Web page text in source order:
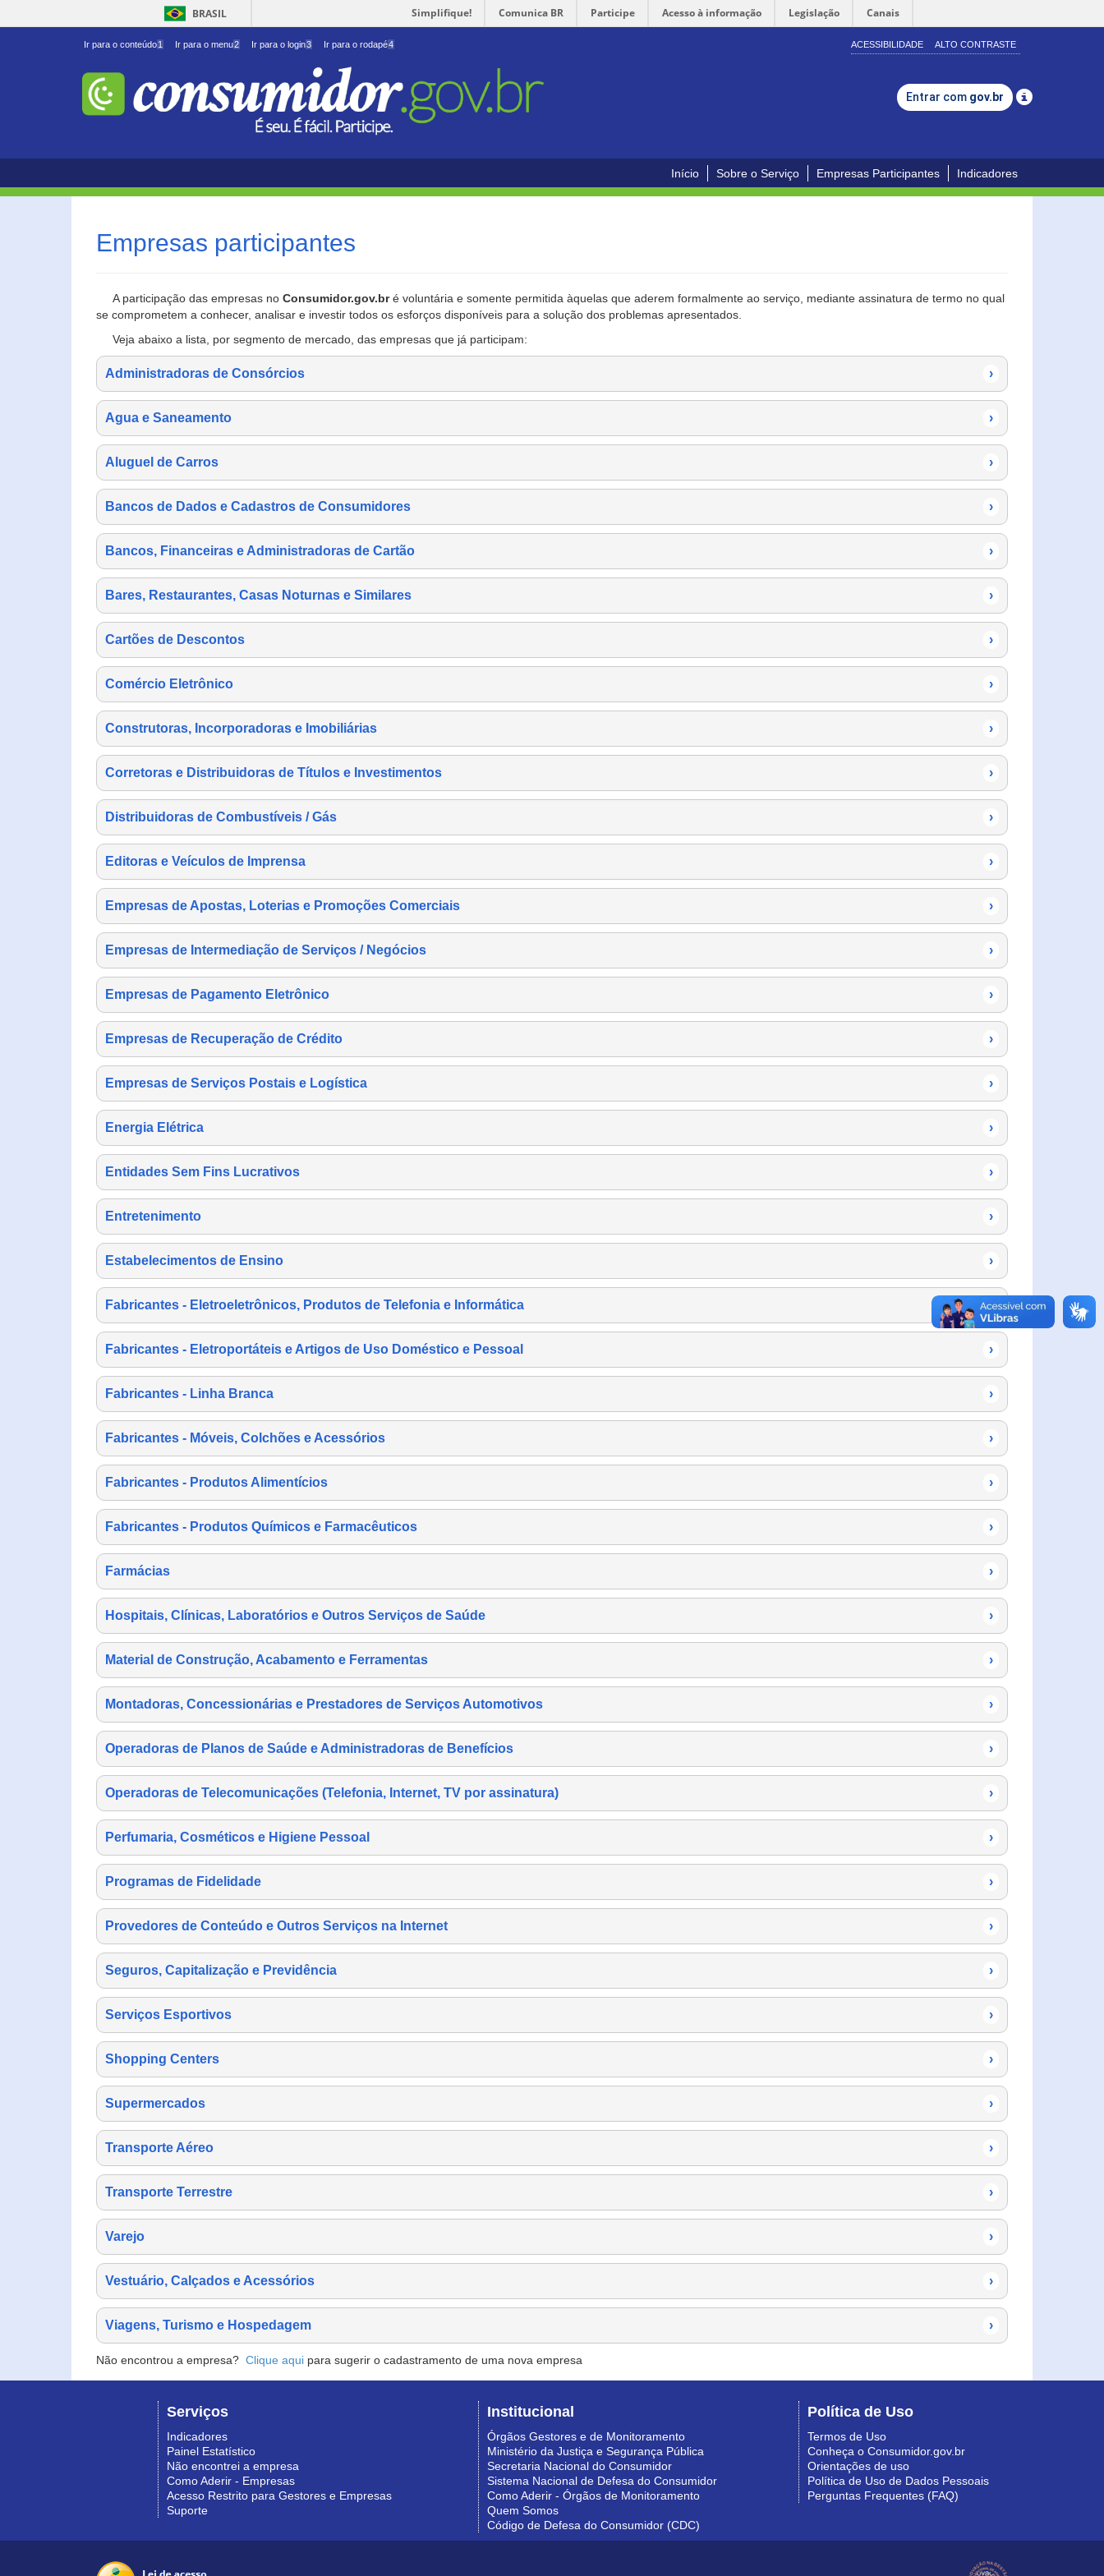
BRASIL Simplifique! Comunica BR Participe Acesso à informação Legislação Canais
Ir para o conteúdo1 Ir para o menu2 Ir para o login3 Ir para o rodapé4 ACESSIBILIDADE ALTO CONTRASTE
Entrar com gov.br
Início Sobre o Serviço Empresas Participantes Indicadores
Empresas participantes
A participação das empresas no Consumidor.gov.bré voluntária e somente permitida àquelas que aderem formalmente ao serviço, mediante assinatura de termo no qual
se comprometem a conhecer, analisar e investir todos os esforços disponíveis para a solução dos problemas apresentados.
Veja abaixo a lista, por segmento de mercado, das empresas que já participam:
Administradoras de Consórcios ›
Agua e Saneamento ›
Aluguel de Carros ›
Bancos de Dados e Cadastros de Consumidores ›
Bancos, Financeiras e Administradoras de Cartão ›
Bares, Restaurantes, Casas Noturnas e Similares ›
Cartões de Descontos ›
Comércio Eletrônico ›
Construtoras, Incorporadoras e Imobiliárias ›
Corretoras e Distribuidoras de Títulos e Investimentos ›
Distribuidoras de Combustíveis / Gás ›
Editoras e Veículos de Imprensa ›
Empresas de Apostas, Loterias e Promoções Comerciais ›
Empresas de Intermediação de Serviços / Negócios ›
Empresas de Pagamento Eletrônico ›
Empresas de Recuperação de Crédito ›
Empresas de Serviços Postais e Logística ›
Energia Elétrica ›
Entidades Sem Fins Lucrativos ›
Entretenimento ›
Estabelecimentos de Ensino ›
Fabricantes - Eletroeletrônicos, Produtos de Telefonia e Informática ›
Fabricantes - Eletroportáteis e Artigos de Uso Doméstico e Pessoal ›
Fabricantes - Linha Branca ›
Fabricantes - Móveis, Colchões e Acessórios ›
Fabricantes - Produtos Alimentícios ›
Fabricantes - Produtos Químicos e Farmacêuticos ›
Farmácias ›
Hospitais, Clínicas, Laboratórios e Outros Serviços de Saúde ›
Material de Construção, Acabamento e Ferramentas ›
Montadoras, Concessionárias e Prestadores de Serviços Automotivos ›
Operadoras de Planos de Saúde e Administradoras de Benefícios ›
Operadoras de Telecomunicações (Telefonia, Internet, TV por assinatura) ›
Perfumaria, Cosméticos e Higiene Pessoal ›
Programas de Fidelidade ›
Provedores de Conteúdo e Outros Serviços na Internet ›
Seguros, Capitalização e Previdência ›
Serviços Esportivos ›
Shopping Centers ›
Supermercados ›
Transporte Aéreo ›
Transporte Terrestre ›
Varejo ›
Vestuário, Calçados e Acessórios ›
Viagens, Turismo e Hospedagem ›
Não encontrou a empresa? Clique aqui para sugerir o cadastramento de uma nova empresa
Serviços
Indicadores
Painel Estatístico
Não encontrei a empresa
Como Aderir - Empresas
Acesso Restrito para Gestores e Empresas
Suporte
Institucional
Órgãos Gestores e de Monitoramento
Ministério da Justiça e Segurança Pública
Secretaria Nacional do Consumidor
Sistema Nacional de Defesa do Consumidor
Como Aderir - Órgãos de Monitoramento
Quem Somos
Código de Defesa do Consumidor (CDC)
Política de Uso
Termos de Uso
Conheça o Consumidor.gov.br
Orientações de uso
Política de Uso de Dados Pessoais
Perguntas Frequentes (FAQ)